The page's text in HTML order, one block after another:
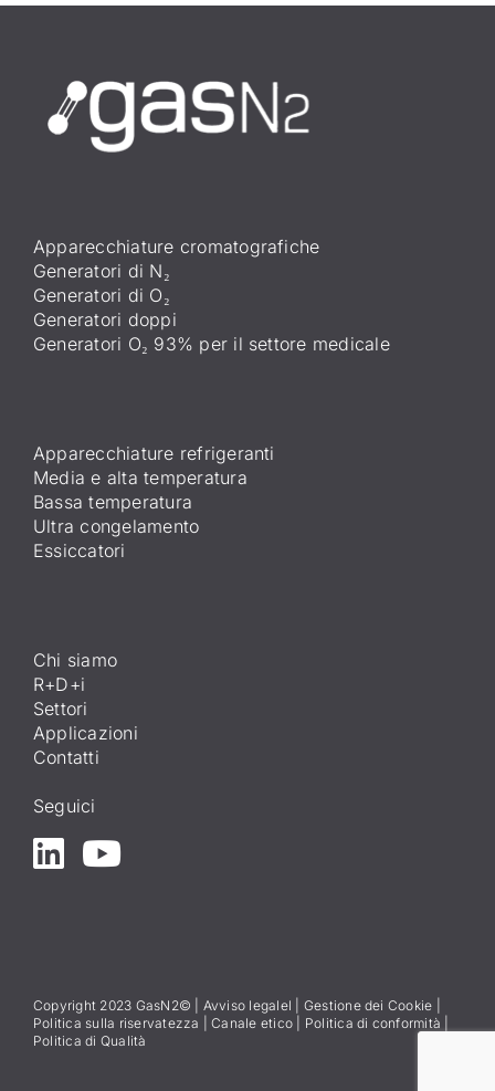
Apparecchiature cromatografiche
Generatori di N₂
Generatori di O₂
Generatori doppi
Generatori O₂ 93% per il settore medicale
Apparecchiature refrigeranti
Media e alta temperatura
Bassa temperatura
Ultra congelamento
Essiccatori
Chi siamo
R+D+i
Settori
Applicazioni
Contatti
Seguici
Copyright 2023 GasN2© | Avviso legalel Gestione dei Cookie
Politica sulla riservatezza |Canale etico Politica di conformità
Politica di Qualità